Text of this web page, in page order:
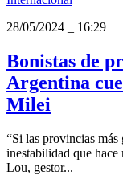
28/05/2024
16:29
Bonistas de
Argentina
Milei
“Si las provincias más
inestabilidad que hace
Lou, gestor...